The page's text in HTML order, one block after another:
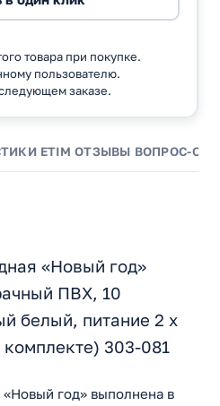
товара при покупке.
пользователю.
заказе.
ETIM ОТЗЫВЫ ВОПРОС-
«Новый год»
ПВХ, 10
белый, питание 2 х
303-081
год» выполнена в